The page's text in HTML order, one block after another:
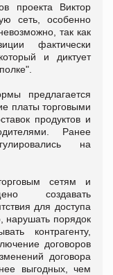
проекта Виктор
сеть, особенно
так как
фактически
и диктует
предлагается
платы торговыми
продуктов и
Ранее
на
сетям и
создавать
для доступа
нарушать порядок
контрагенту,
договоров
договора
выгодных, чем